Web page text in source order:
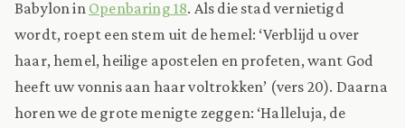
Babylon in Openbaring 18. Als die stad vernietigd
wordt, roept een stem uit de hemel: ‘Verblijd u over
haar, hemel, heilige apostelen en profeten, want God
heeft uw vonnis aan haar voltrokken’ (vers 20). Daarna
horen we de grote menigte zeggen: ‘Halleluja, de